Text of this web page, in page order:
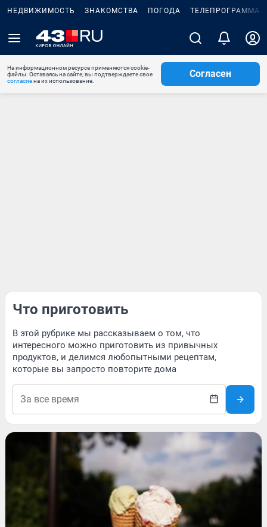
НЕДВИЖИМОСТЬ ЗНАКОМСТВА ПОГОДА ТЕЛЕПРОГРАММА
На информационном ресурсе применяются cookie-
файлы. Оставаясь на сайте, вы подтверждаете свое
согласиена их использование.
Согласен
Что приготовить
В этой рубрике мы рассказываем о том, что
интересного можно приготовить из привычных
продуктов, и делимся любопытными рецептам,
которые вы запросто повторите дома